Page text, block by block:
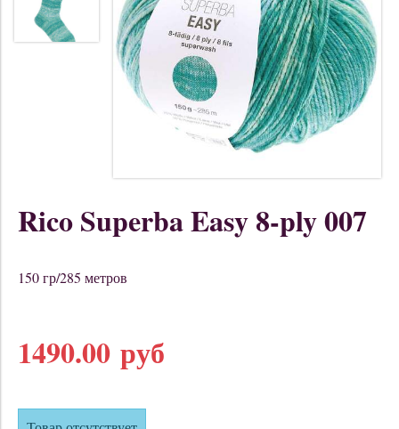
Rico Superba Easy 8-ply 007
150 гр/285 метров
1490.00 руб